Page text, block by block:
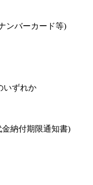
ンバーカード等)
いずれか
納付期限通知書)